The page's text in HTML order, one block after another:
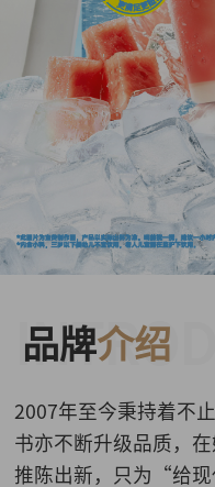
品牌介绍
2007年至今秉持着不
书亦不断升级品质，
推陈出新，只为“给现